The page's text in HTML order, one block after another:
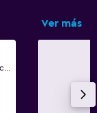
Ver más